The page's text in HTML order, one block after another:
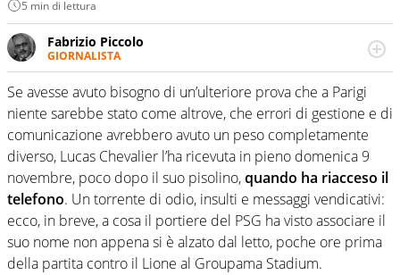
5 min di lettura
Fabrizio Piccolo
GIORNALISTA
Nella sua carriera ha seguito numerose manifestazioni
sportive e collaborato con agenzie e testate. Esperienza,
competenza, conoscenza e memoria storica. Si occupa
prevalentemente di calcio
Se avesse avuto bisogno di un’ulteriore prova che a Parigi
niente sarebbe stato come altrove, che errori di gestione e di
comunicazione avrebbero avuto un peso completamente
diverso, Lucas Chevalier l’ha ricevuta in pieno domenica 9
novembre, poco dopo il suo pisolino,quando ha riacceso il
telefono. Un torrente di odio, insulti e messaggi vendicativi:
ecco, in breve, a cosa il portiere del PSG ha visto associare il
suo nome non appena si è alzato dal letto, poche ore prima
della partita contro il Lione al Groupama Stadium.